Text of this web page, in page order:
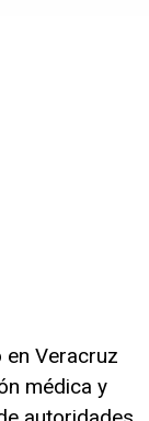
Veracruz
médica y